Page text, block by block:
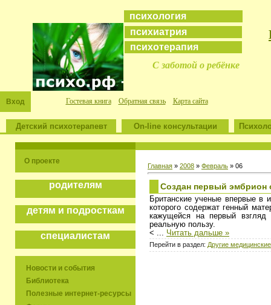
психология
психиатрия
психотерапия
С заботой о ребёнке
Вход Гостевая книга Обратная связь Карта сайта
Детский психотерапевт On-line консультации
О проекте
родителям
детям и подросткам
специалистам
Новости и события
Библиотека
Полезные интернет-ресурсы
Главная » 2008 » Февраль » 06
Создан первый эмбрион
Британские ученые впервые в
которого содержат генный
кажущейся на первый взгляд
реальную пользу.
<
Читать дальше »
Перейти в раздел: Другие